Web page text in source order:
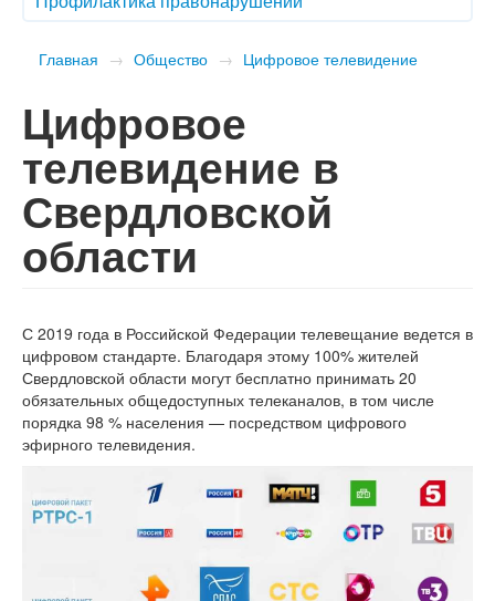
Главная → Общество → Цифровое телевидение
Цифровое
телевидение в
Свердловской
области
С 2019 года в Российской Федерации телевещание ведется в
цифровом стандарте. Благодаря этому 100% жителей
Свердловской области могут бесплатно принимать 20
обязательных общедоступных телеканалов, в том числе
порядка 98 % населения — посредством цифрового
эфирного телевидения.